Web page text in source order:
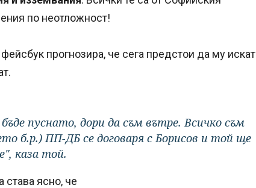
по неотложност!
прогнозира, че сега предстои да му искат
пуснато, дори да съм вътре. Всичко съм
б.р.) ПП-ДБ се договаря с Борисов и той ще
каза той.
става ясно, че